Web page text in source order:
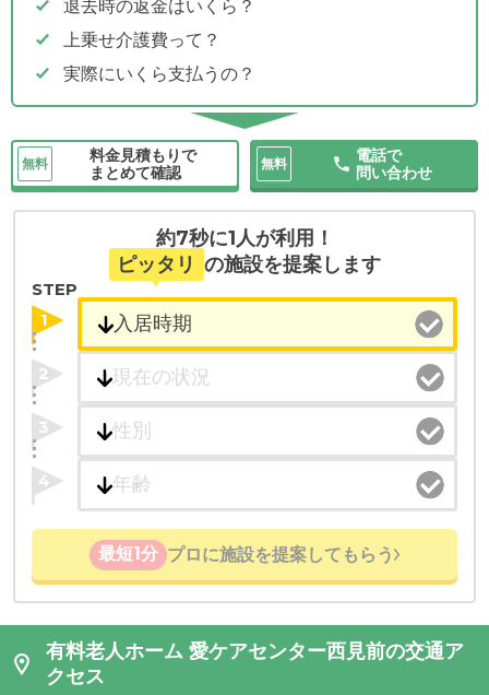
退去時の返金はいくら？
上乗せ介護費って？
実際にいくら支払うの？
無料
料金見積もりで
まとめて確認
無料
電話で
問い合わせ
約7秒に1人が利用！
ピッタリ の施設を提案します
STEP
1
2
3
4
最短1分 プロに施設を提案してもらう
有料老人ホーム 愛ケアセンター西見前の交通ア
クセス